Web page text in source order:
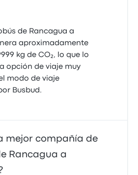
de Rancagua a
aproximadamente
kg de CO₂, lo que lo
opción de viaje muy
modo de viaje
Busbud.
mejor compañía de
Rancagua a